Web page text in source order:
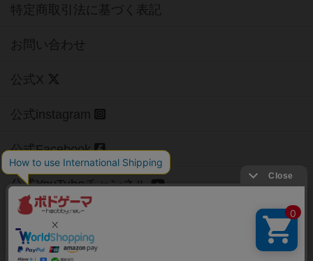
特定商取引法に基づく表記
お問い合わせ
公式X
公式instagram
公式Facebook
公式YouTubeチャンネル